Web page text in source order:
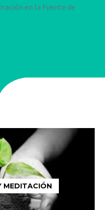
en la Fuente de
MEDITACIÓN